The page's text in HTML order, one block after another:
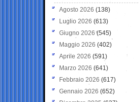
Agosto 2026 (138)
Luglio 2026 (613)
Giugno 2026 (545)
Maggio 2026 (402)
Aprile 2026 (591)
Marzo 2026 (641)
Febbraio 2026 (617)
Gennaio 2026 (652)